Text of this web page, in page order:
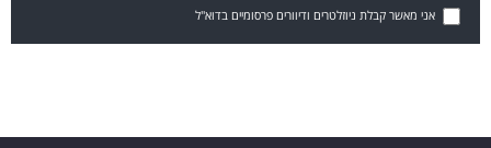
אני מאשר קבלת ניוזלטרים ודיוורים פרסומיים בדוא"ל